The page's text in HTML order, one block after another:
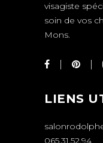
visagiste
soin de vos
Mons.
LIENS
065.31.52.94